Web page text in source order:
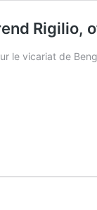
le vicariat de